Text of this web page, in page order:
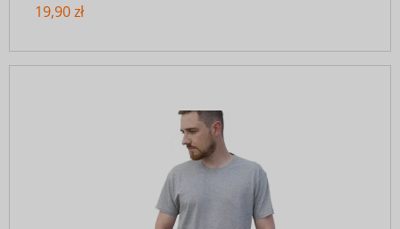
19,90 zł